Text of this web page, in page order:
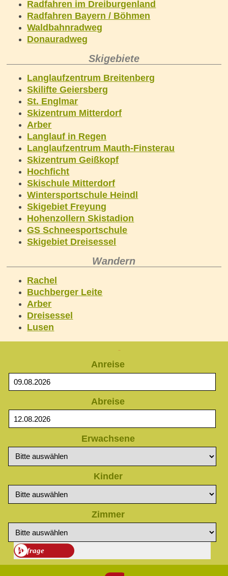
Radfahren im Dreiburgenland
Radfahren Bayern / Böhmen
Waldbahnradweg
Donauradweg
Skigebiete
Langlaufzentrum Breitenberg
Skilifte Geiersberg
St. Englmar
Skizentrum Mitterdorf
Arber
Langlauf in Regen
Langlaufzentrum Mauth-Finsterau
Skizentrum Geißkopf
Hochficht
Skischule Mitterdorf
Wintersportschule Heindl
Skigebiet Freyung
Hohenzollern Skistadion
GS Schneesportschule
Skigebiet Dreisessel
Wandern
Rachel
Buchberger Leite
Arber
Dreisessel
Lusen
Anreise
Abreise
Erwachsene
Kinder
Zimmer